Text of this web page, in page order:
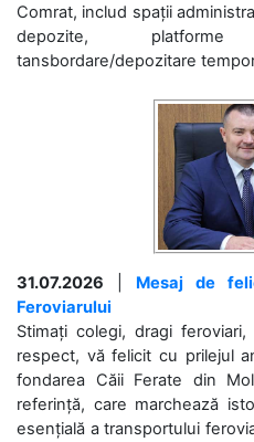
Comrat, includ spații
depozite,
tansbordare/depozitare
31.07.2026
Mesaj de
Feroviarului
Stimați colegi, dragi
respect, vă felicit cu prilejul
fondarea Căii Ferate din
referință, care marchează
esențială a transportului